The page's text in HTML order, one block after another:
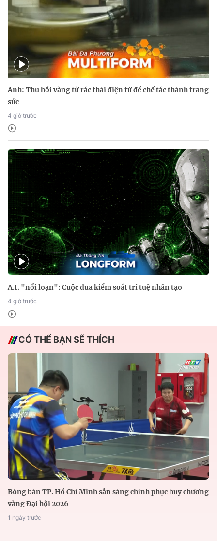
Anh: Thu hồi vàng từ rác thải điện tử để chế tác thành trang
sức
4 giờ trước
A.I. "nổi loạn": Cuộc đua kiểm soát trí tuệ nhân tạo
4 giờ trước
CÓ THỂ BẠN SẼ THÍCH
Bóng bàn TP. Hồ Chí Minh sẵn sàng chinh phục huy chương
vàng Đại hội 2026
1 ngày trước